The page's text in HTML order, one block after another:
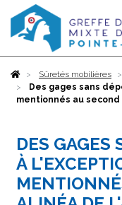
AccueilSûretés mobilières
Des gages sans
mentionnés au
DES GAGES
À